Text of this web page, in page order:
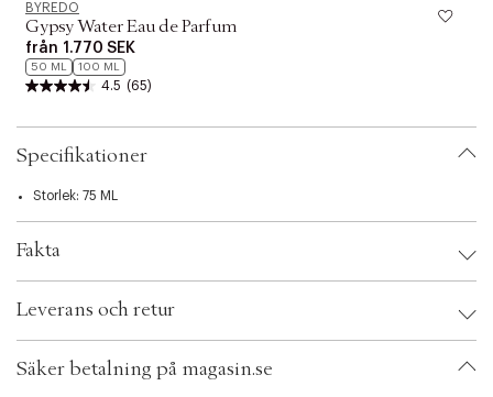
o
n
s
l
e
o
n
BYREDO
Gypsy Water Eau de Parfum
från 1.770 SEK
50 ML 100 ML
4.5 (65)
Specifikationer
Storlek: 75 ML
Fakta
EAN: 7340032860696
ID: AFHX07-0008
Leverans och retur
Säker betalning på magasin.se